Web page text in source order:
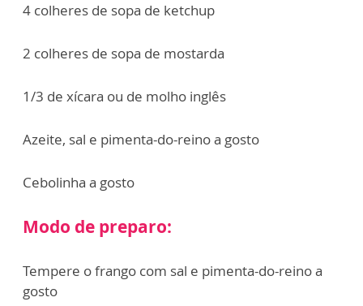
4 colheres de sopa de ketchup
2 colheres de sopa de mostarda
1/3 de xícara ou de molho inglês
Azeite, sal e pimenta-do-reino a gosto
Cebolinha a gosto
Modo de preparo:
Tempere o frango com sal e pimenta-do-reino a
gosto